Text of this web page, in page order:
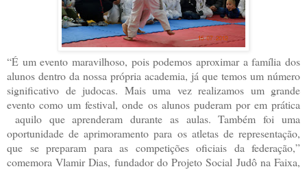
“É um evento maravilhoso, pois podemos aproximar a família dos
alunos dentro da nossa própria academia, já que temos um número
significativo de judocas. Mais uma vez realizamos um grande
evento como um festival, onde os alunos puderam por em prática
aquilo que aprenderam durante as aulas. Também foi uma
oportunidade de aprimoramento para os atletas de representação,
que se preparam para as competições oficiais da federação,”
comemora Vlamir Dias, fundador do Projeto Social Judô na Faixa,